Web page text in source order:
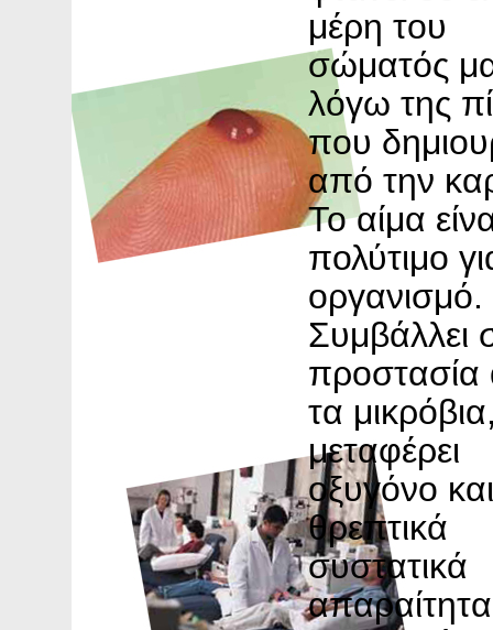
μέρη του
σώματός
λόγω της
που
από την
Το αίμα
πολύτιμο
οργανισμό.
Συμβάλλει
τα
μεταφέρει
οξυγόνο και
θρεπτικά
συστατικά